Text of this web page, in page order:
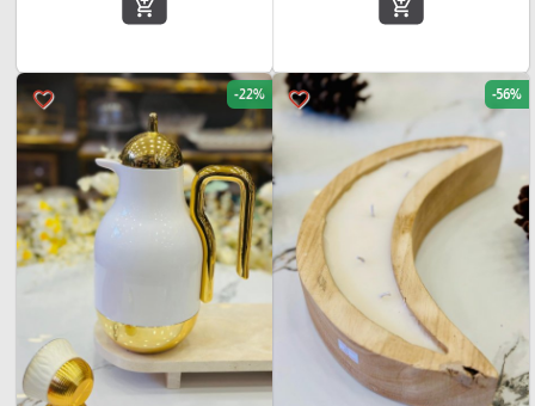
add_shopping_cart
add_shopping_cart
favorite_border -56%
favorite_border -22%